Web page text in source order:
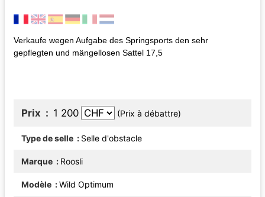
Verkaufe wegen Aufgabe des Springsports den sehr
gepflegten und mängellosen Sattel 17,5
Prix 1 200 (Prix à débattre)
Type de selle Selle d'obstacle
Marque Roosli
Modèle Wild Optimum